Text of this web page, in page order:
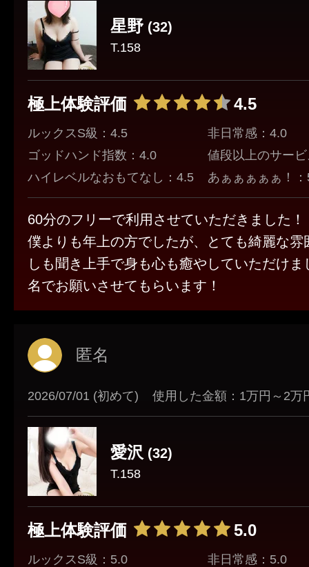
高知
ジャンルから探す
店舗型 マンション(個室)
エリアから探す
鳥取 島根 岡山
山口 徳島 香川
高知
体験談
写メ日記
ニュース
ギャラリー
星野 (32)
T.158
極上体験評価 4.5
ルックスS級：4.5
ゴッドハンド指数：4.0
ハイレベルなおもてなし：4.5
非日常感：4.0
値段以上のサー
あぁぁぁぁぁ！
60分のフリーで利用させていただきました！
僕よりも年上の方でしたが、とても綺麗な雰
しも聞き上手で身も心も癒やしていただけ
名でお願いさせてもらいます！
匿名
2026/07/01 (初めて) 使用した金額：1万円～2万
愛沢 (32)
T.158
極上体験評価 5.0
ルックスS級：5.0
非日常感：5.0